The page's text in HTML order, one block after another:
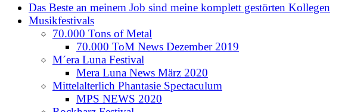
Das Beste an meinem Job sind meine komplett gestörten Kollegen
Musikfestivals
70.000 Tons of Metal
70.000 ToM News Dezember 2019
M´era Luna Festival
Mera Luna News März 2020
Mittelalterlich Phantasie Spectaculum
MPS NEWS 2020